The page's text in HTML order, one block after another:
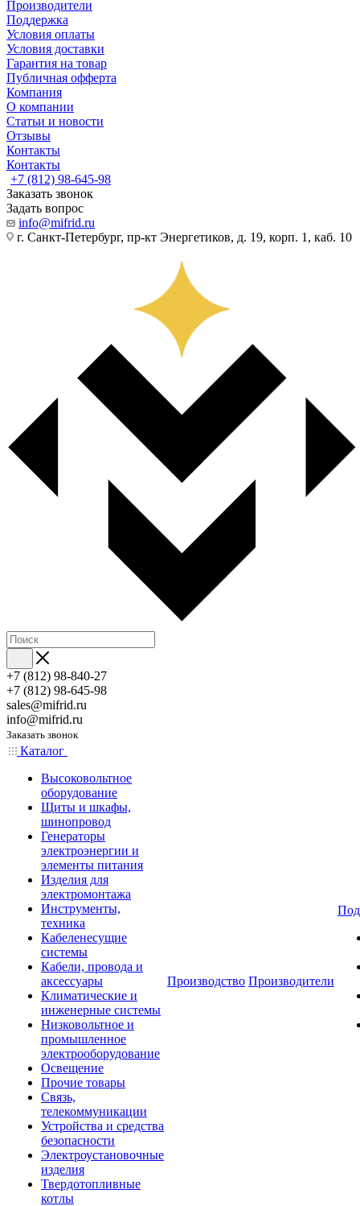
Производители
Поддержка
Условия оплаты
Условия доставки
Гарантия на товар
Публичная офферта
Компания
О компании
Статьи и новости
Отзывы
Контакты
Контакты
+7 (812) 98-645-98
Заказать звонок
Задать вопрос
info@mifrid.ru
г. Санкт-Петербург, пр-кт Энергетиков, д. 19, корп. 1, каб. 10
+7 (812) 98-840-27
+7 (812) 98-645-98
sales@mifrid.ru
info@mifrid.ru
Заказать звонок
Каталог
Высоковольтное
оборудование
Щиты и шкафы,
шинопровод
Генераторы
электроэнергии и
элементы питания
Изделия для
электромонтажа
Инструменты,
техника
Кабеленесущие
системы
Кабели, провода и
аксессуары
Климатические и
инженерные системы
Низковольтное и
промышленное
электрооборудование
Освещение
Прочие товары
Связь,
телекоммуникации
Устройства и средства
безопасности
Электроустановочные
изделия
Твердотопливные
котлы
Производство Производители